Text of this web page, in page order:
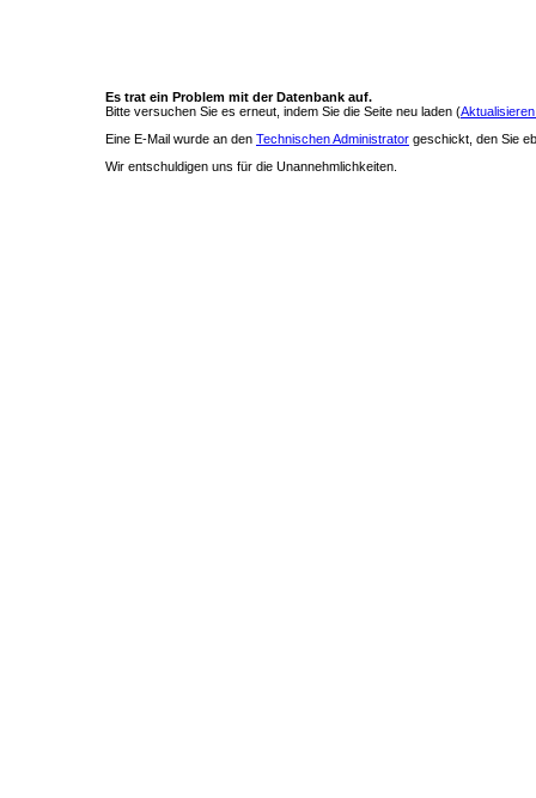
Es trat ein Problem mit der Datenbank auf.
Bitte versuchen Sie es erneut, indem Sie die Seite neu laden (
Eine E-Mail wurde an den Technischen Administrator geschickt, den Sie
Wir entschuldigen uns für die Unannehmlichkeiten.